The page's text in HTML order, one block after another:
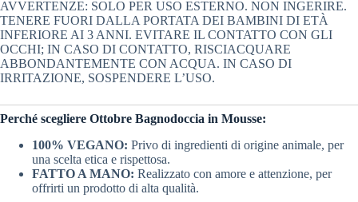
AVVERTENZE: SOLO PER USO ESTERNO. NON INGERIRE.
TENERE FUORI DALLA PORTATA DEI BAMBINI DI ETÀ
INFERIORE AI 3 ANNI. EVITARE IL CONTATTO CON GLI
OCCHI; IN CASO DI CONTATTO, RISCIACQUARE
ABBONDANTEMENTE CON ACQUA. IN CASO DI
IRRITAZIONE, SOSPENDERE L’USO.
Perché scegliere Ottobre Bagnodoccia in Mousse:
100% VEGANO: Privo di ingredienti di origine animale, per
una scelta etica e rispettosa.
FATTO A MANO: Realizzato con amore e attenzione, per
offrirti un prodotto di alta qualità.